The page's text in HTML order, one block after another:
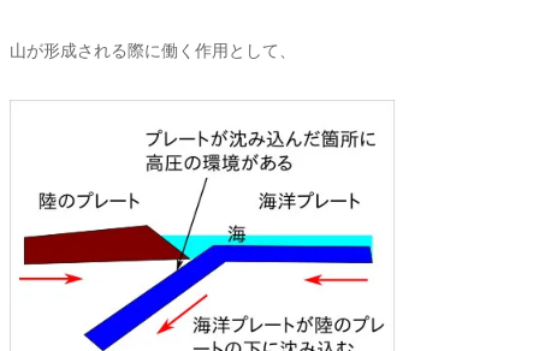
山が形成される際に働く作用として、